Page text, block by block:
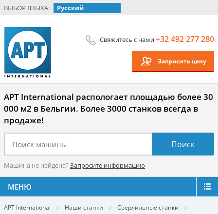
ВЫБОР ЯЗЫКА: Русский
Свяжитесь с нами+32 492 277 280
Запросить цену
APT International распологает площадью более 30
000 м2 в Бельгии. Более 3000 станков всегда в
продаже!
Машина не найдена? Запросите информацию
МЕНЮ
APT International Наши станки
Сверлильные станки